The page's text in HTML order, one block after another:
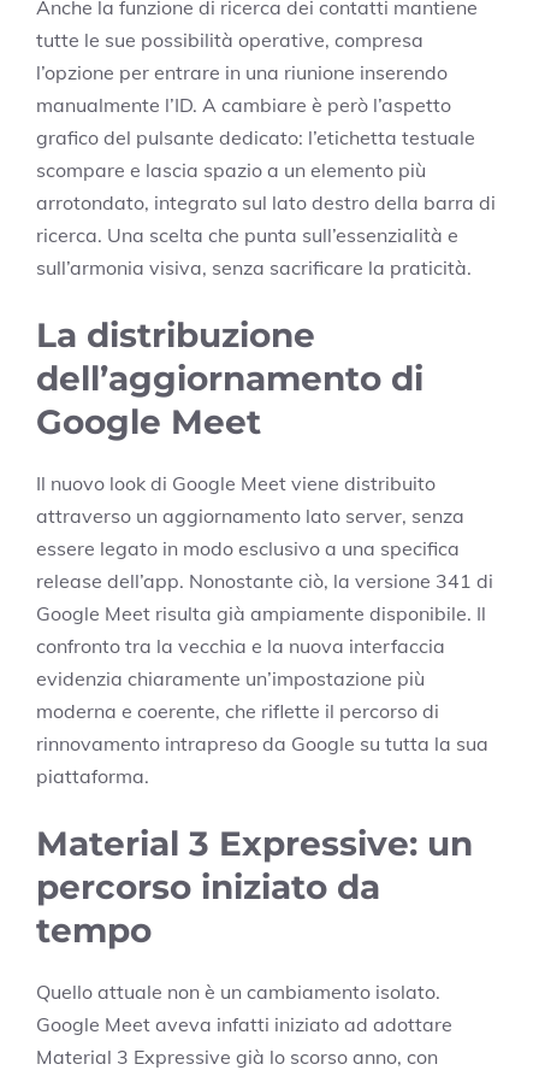
Anche la funzione di ricerca dei contatti mantiene
tutte le sue possibilità operative, compresa
l’opzione per entrare in una riunione inserendo
manualmente l’ID. A cambiare è però l’aspetto
grafico del pulsante dedicato: l’etichetta testuale
scompare e lascia spazio a un elemento più
arrotondato, integrato sul lato destro della barra di
ricerca. Una scelta che punta sull’essenzialità e
sull’armonia visiva, senza sacrificare la praticità.
La distribuzione
dell’aggiornamento di
Google Meet
Il nuovo look di Google Meet viene distribuito
attraverso un aggiornamento lato server, senza
essere legato in modo esclusivo a una specifica
release dell’app. Nonostante ciò, la versione 341 di
Google Meet risulta già ampiamente disponibile. Il
confronto tra la vecchia e la nuova interfaccia
evidenzia chiaramente un’impostazione più
moderna e coerente, che riflette il percorso di
rinnovamento intrapreso da Google su tutta la sua
piattaforma.
Material 3 Expressive: un
percorso iniziato da
tempo
Quello attuale non è un cambiamento isolato.
Google Meet aveva infatti iniziato ad adottare
Material 3 Expressive già lo scorso anno, con